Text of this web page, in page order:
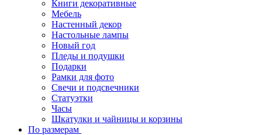
Книги декоративные
Мебель
Настенный декор
Настольные лампы
Новый год
Пледы и подушки
Подарки
Рамки для фото
Свечи и подсвечники
Статуэтки
Часы
Шкатулки и чайницы и корзины
По размерам